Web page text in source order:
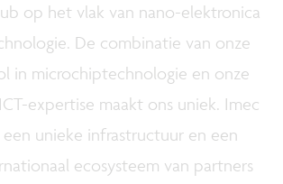
op het vlak van nano-elektronica
De combinatie van onze
in microchiptechnologie en onze
expertise maakt ons uniek. Imec
unieke infrastructuur en een
ecosysteem van partners